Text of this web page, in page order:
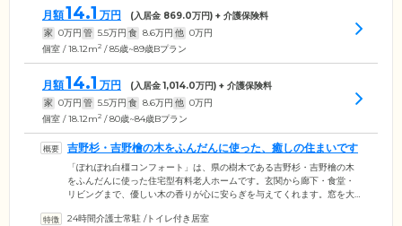
月額14.1 万円 (入居金 869.0万円) + 介護保険料
家 0万円 管 5.5万円 食 8.6万円 他 0万円
個室 / 18.12m2 / 85歳~89歳Bプラン
月額14.1 万円 (入居金1,014.0万円) + 介護保険料
家 0万円 管 5.5万円 食 8.6万円 他 0万円
個室 / 18.12m2 / 80歳~84歳Bプラン
吉野杉・吉野檜の木をふんだんに使った、癒しの住まいです
「ぽれぽれ白橿コンフォート」は、県の樹木である吉野杉・吉野檜の木
をふんだんに使った住宅型有料老人ホームです。玄関から廊下・食堂・
リビングまで、優しい木の香りが心に安らぎを与えてくれます。窓を大
ることもポイントです。介護スタッフは24時間常駐。毎日の安否確認か
24時間介護士常駐 /トイレ付き居室